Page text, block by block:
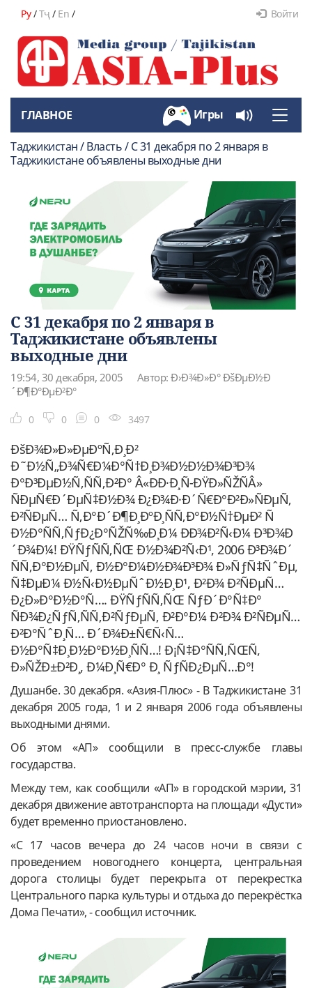
Ру/Тҷ/ En / Войти
Toggle
ГЛАВНОЕ Игры
Таджикистан / Власть / С 31 декабря по 2 января в
Таджикистане объявлены выходные дни
С 31 декабря по 2 января в
Таджикистане объявлены
выходные дни
19:54, 30 декабря, 2005
Автор: Ð›Ð¾Ð»Ð° ÐšÐµÐ½Ð
´Ð¶Ð°ÐµÐ²Ð°
0 0 0 3497
ÐšÐ¾Ð»Ð»ÐµÐºÑ‚Ð¸Ð²
Ð˜Ð½Ñ„Ð¾Ñ€Ð¼Ð°Ñ†Ð¸Ð¾Ð½Ð½Ð¾Ð³Ð¾
Ð°Ð³ÐµÐ½Ñ‚ÑÑ‚Ð²Ð° Â«ÐÐ·Ð¸Ñ-ÐŸÐ»ÑŽÑÂ»
ÑÐµÑ€Ð´ÐµÑ‡Ð½Ð¾ Ð¿Ð¾Ð·Ð´Ñ€Ð°Ð²Ð»ÑÐµÑ‚
Ð²ÑÐµÑ… Ñ‚Ð°Ð´Ð¶Ð¸ÐºÐ¸ÑÑ‚Ð°Ð½Ñ†ÐµÐ² Ñ
Ð½Ð°ÑÑ‚ÑƒÐ¿Ð°ÑŽÑ‰Ð¸Ð¼ ÐÐ¾Ð²Ñ‹Ð¼ Ð³Ð¾Ð
´Ð¾Ð¼! ÐŸÑƒÑÑ‚ÑŒ Ð½Ð¾Ð²Ñ‹Ð¹, 2006 Ð³Ð¾Ð´
ÑÑ‚Ð°Ð½ÐµÑ‚ Ð½Ð°Ð¼Ð½Ð¾Ð³Ð¾ Ð»ÑƒÑ‡ÑˆÐµ,
Ñ‡ÐµÐ¼ Ð½Ñ‹Ð½ÐµÑˆÐ½Ð¸Ð¹, Ð²Ð¾ Ð²ÑÐµÑ…
Ð¿Ð»Ð°Ð½Ð°Ñ…. ÐŸÑƒÑÑ‚ÑŒ ÑƒÐ´Ð°Ñ‡Ð°
ÑÐ¾Ð¿ÑƒÑ‚ÑÑ‚Ð²ÑƒÐµÑ‚ Ð²Ð°Ð¼ Ð²Ð¾ Ð²ÑÐµÑ…
Ð²Ð°ÑˆÐ¸Ñ… Ð´Ð¾Ð±Ñ€Ñ‹Ñ…
Ð½Ð°Ñ‡Ð¸Ð½Ð°Ð½Ð¸ÑÑ…! Ð¡Ñ‡Ð°ÑÑ‚ÑŒÑ,
Ð»ÑŽÐ±Ð²Ð¸, Ð¼Ð¸Ñ€Ð° Ð¸ ÑƒÑÐ¿ÐµÑ…Ð°!
Душанбе. 30 декабря. «Азия-Плюс» - В Таджикистане 31
декабря 2005 года, 1 и 2 января 2006 года объявлены
выходными днями.
Об этом «АП» сообщили в пресс-службе главы
государства.
Между тем, как сообщили «АП» в городской мэрии, 31
декабря движение автотранспорта на площади «Дусти»
будет временно приостановлено.
«С 17 часов вечера до 24 часов ночи в связи с
проведением новогоднего концерта, центральная
дорога столицы будет перекрыта от перекрестка
Центрального парка культуры и отдыха до перекрёстка
Дома Печати», - сообщил источник.